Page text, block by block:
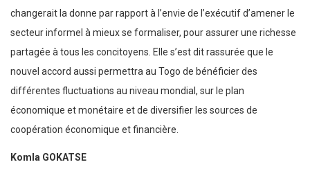
changerait la donne par rapport à l’envie de l’exécutif d’amener le
secteur informel à mieux se formaliser, pour assurer une richesse
partagée à tous les concitoyens. Elle s’est dit rassurée que le
nouvel accord aussi permettra au Togo de bénéficier des
différentes fluctuations au niveau mondial, sur le plan
économique et monétaire et de diversifier les sources de
coopération économique et financière.
Komla GOKATSE